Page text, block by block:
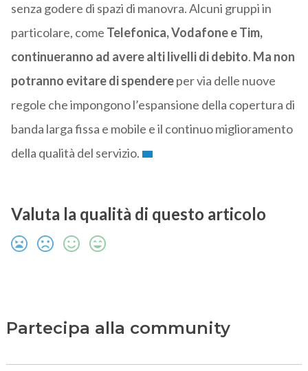
senza godere di spazi di manovra. Alcuni gruppi in
particolare, come Telefonica, Vodafone e Tim,
continueranno ad avere alti livelli di debito. Ma non
potranno evitare di spendereper via delle nuove
regole che impongono l’espansione della copertura di
banda larga fissa e mobile e il continuo miglioramento
della qualità del servizio.
Valuta la qualità di questo articolo
Partecipa alla community